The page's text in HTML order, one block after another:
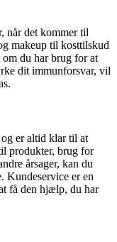
når det kommer til
makeup til kosttilskud
om du har brug for at
dit immunforsvar, vil
er altid klar til at
produkter, brug for
årsager, kan du
Kundeservice er en
få den hjælp, du har